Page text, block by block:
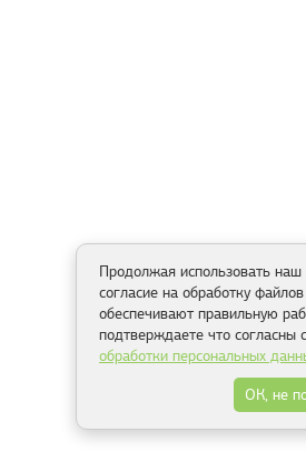
Продолжая использовать наш
согласие на обработку
обеспечивают правильную
подтверждаете что согласны
обработки персональных
ОК, не